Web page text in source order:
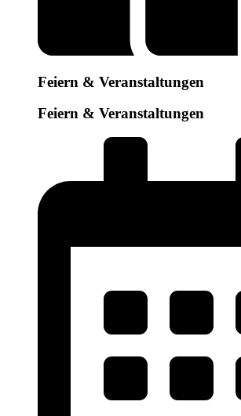
Feiern & Veranstaltungen
Feiern & Veranstaltungen